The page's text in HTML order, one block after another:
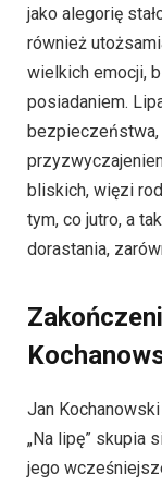
jako alegorię
również
wielkich emocji,
posiadaniem.
bliskich, więzi
tym, co jutro, a
dorastania,
Jan
„Na lipę” skupia
jego